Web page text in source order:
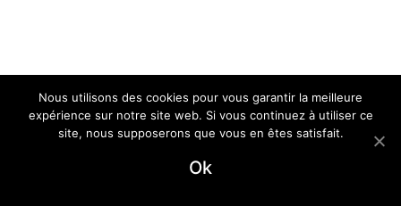
Nous utilisons des cookies pour vous garantir la meilleure
expérience sur notre site web. Si vous continuez à utiliser ce
site, nous supposerons que vous en êtes satisfait.
Ok